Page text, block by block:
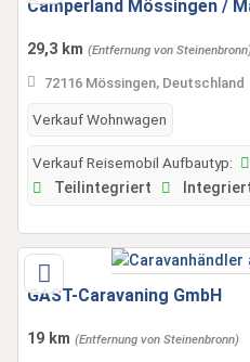
Camperland Mössingen /
29,3 km (Entfernung von
72116 Mössingen, Deutschland
Verkauf Wohnwagen
Verkauf Reisemobil Aufbautyp:
Teilintegriert
GAST-Caravaning GmbH
19 km (Entfernung von Steinenbronn)